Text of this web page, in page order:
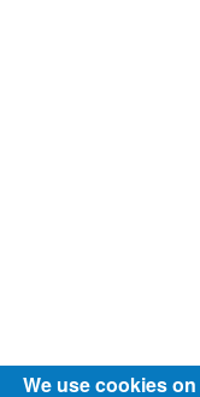
We use cookies